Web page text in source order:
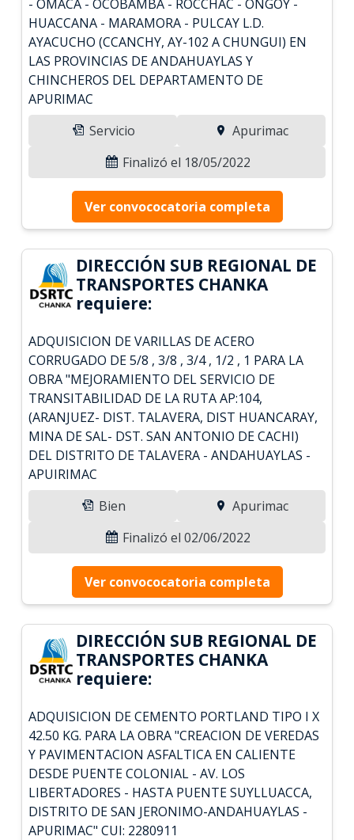
- OMACA - OCOBAMBA - ROCCHAC - ONGOY -
HUACCANA - MARAMORA - PULCAY L.D.
AYACUCHO (CCANCHY, AY-102 A CHUNGUI) EN
LAS PROVINCIAS DE ANDAHUAYLAS Y
CHINCHEROS DEL DEPARTAMENTO DE
APURIMAC
Servicio
Apurimac
Finalizó el 18/05/2022
Ver convococatoria completa
DIRECCIÓN SUB REGIONAL DE
TRANSPORTES CHANKA
requiere:
ADQUISICION DE VARILLAS DE ACERO
CORRUGADO DE 5/8 , 3/8 , 3/4 , 1/2 , 1 PARA LA
OBRA "MEJORAMIENTO DEL SERVICIO DE
TRANSITABILIDAD DE LA RUTA AP:104,
(ARANJUEZ- DIST. TALAVERA, DIST HUANCARAY,
MINA DE SAL- DST. SAN ANTONIO DE CACHI)
DEL DISTRITO DE TALAVERA - ANDAHUAYLAS -
APUIRIMAC
Bien
Apurimac
Finalizó el 02/06/2022
Ver convococatoria completa
DIRECCIÓN SUB REGIONAL DE
TRANSPORTES CHANKA
requiere:
ADQUISICION DE CEMENTO PORTLAND TIPO I X
42.50 KG. PARA LA OBRA "CREACION DE VEREDAS
Y PAVIMENTACION ASFALTICA EN CALIENTE
DESDE PUENTE COLONIAL - AV. LOS
LIBERTADORES - HASTA PUENTE SUYLLUACCA,
DISTRITO DE SAN JERONIMO-ANDAHUAYLAS -
APURIMAC" CUI: 2280911